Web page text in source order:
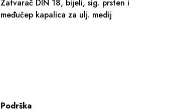
Zatvarač DIN 18, bijeli, sig. prsten i
međučep kapalica za ulj. medij
Podrška